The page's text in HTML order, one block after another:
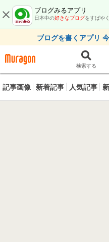
ブログみるアプリ
日本中の好きなブログをすばや
ブログを書くアプリ
検索する
記事画像 新着記事 人気記事